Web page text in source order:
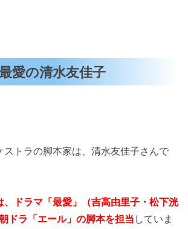
愛の清水友佳子
ストラの脚本家は、清水友佳子さんで
、ドラマ「最愛」（吉高由里子・松下洸
ドラ「エール」の脚本を担当 していま